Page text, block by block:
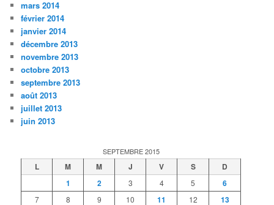
mars 2014
février 2014
janvier 2014
décembre 2013
novembre 2013
octobre 2013
septembre 2013
août 2013
juillet 2013
juin 2013
SEPTEMBRE 2015
L M M J V S
D
1
2 3 4 5 6
7 8 9 10 11 12 13